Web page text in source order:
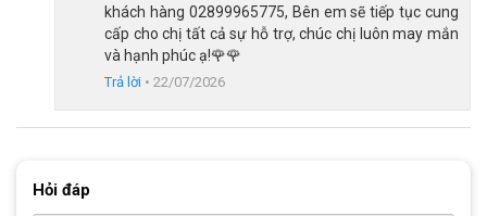
trải nghiệm lái ổn định, phù hợp cho các hoạt động như đi học,
đạp xe trong công viên hoặc di chuyển trên những cung đường
khách hàng 02899965775, Bên em sẽ tiếp tục cung
cấp cho chị tất cả sự hỗ trợ, chúc chị luôn may mắn
và hạnh phúc ạ!🌹🌹
Trả lời • 22/07/2026
Hỏi đáp